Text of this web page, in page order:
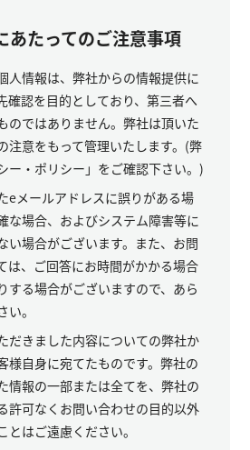
あたってのご注意事項
人情報は、弊社からの情報提供に
確認を目的としており、第三者へ
のではありません。弊社は頂いた
注意をもって管理いたします。(弊
ー・ポリシー」をご確認下さい。)
eメールアドレスに誤りがある場
な場合、およびシステム障害等に
い場合がございます。また、お問
は、ご回答にお時間がかかる場合
する場合がございますので、あら
。
だきました内容についての弊社か
様自身に宛てたものです。弊社の
情報の一部または全てを、弊社の
許可なくお問い合わせの目的以外
とはご遠慮ください。